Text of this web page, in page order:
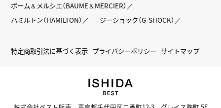
ボーム＆メルシエ（BAUME＆MERCIER）
ハミルトン（HAMILTON）
ジーショック（G-SHOCK）
特定商取引法に基づく表示 プライバシーポリシー サイトマップ